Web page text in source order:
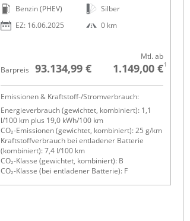
Benzin (PHEV)
EZ: 16.06.2025
Silber
0 km
Barpreis 93.134,99 €
Mtl. ab
1.149,00 €1
Emissionen & Kraftstoff-/Stromverbrauch:
Energieverbrauch (gewichtet, kombiniert): 1,1
l/100 km plus 19,0 kWh/100 km
CO₂-Emissionen (gewichtet, kombiniert): 25 g/km
Kraftstoffverbrauch bei entladener Batterie
(kombiniert): 7,4 l/100 km
CO₂-Klasse (gewichtet, kombiniert): B
CO₂-Klasse (bei entladener Batterie): F